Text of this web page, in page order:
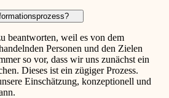
beantworten, weil es von dem
Personen und den Zielen
so vor, dass wir uns zunächst ein
Dieses ist ein zügiger Prozess.
Einschätzung, konzeptionell und